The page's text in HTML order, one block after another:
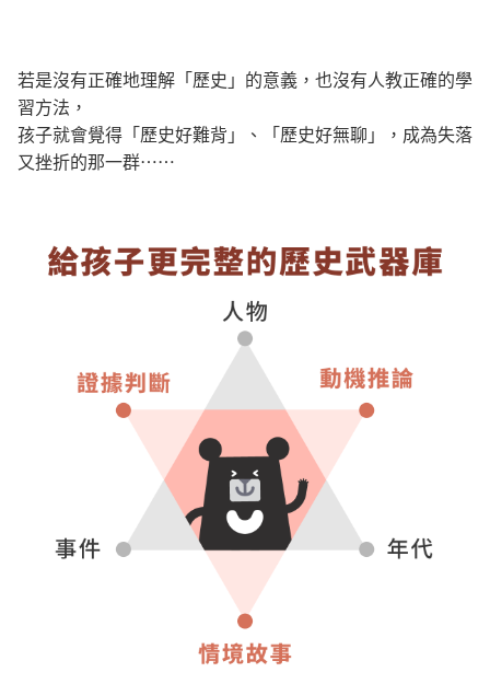
若是沒有正確地理解「歷史」的意義，也沒有人教正確的學
習方法，
孩子就會覺得「歷史好難背」、「歷史好無聊」，成為失落
又挫折的那一群⋯⋯